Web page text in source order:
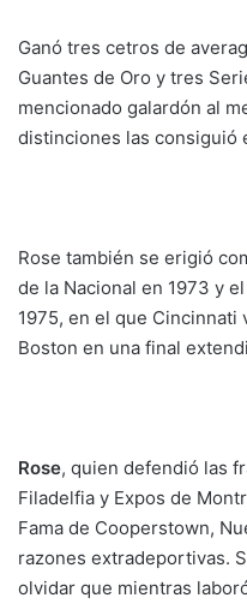
Ganó tres cetros de
Guantes de Oro y tres
mencionado galardón al
distinciones las consiguió
Rose también se erigió
de la Nacional en 1973 y
1975, en el que Cincinnati
Boston en una final
Rose, quien defendió las
Filadelfia y Expos de
Fama de Cooperstown,
razones extradeportivas.
olvidar que mientras